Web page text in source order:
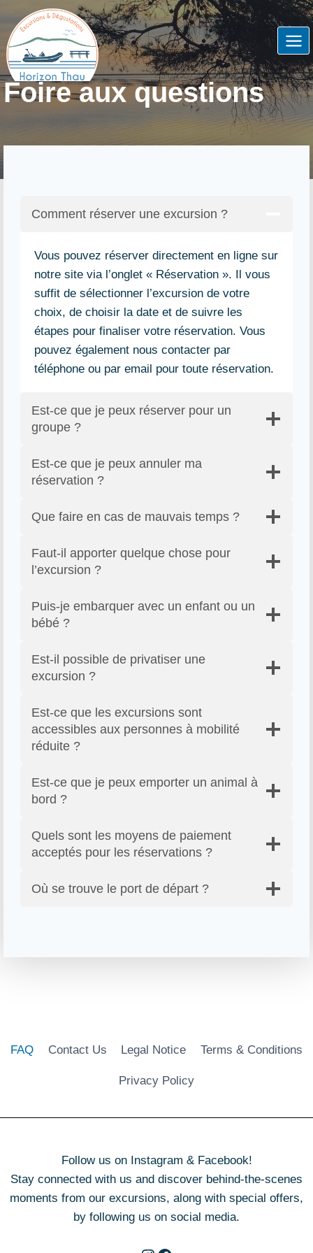
content
Foire aux questions
Comment réserver une excursion ?
Vous pouvez réserver directement en ligne sur
notre site via l’onglet « Réservation ». Il vous
suffit de sélectionner l’excursion de votre
choix, de choisir la date et de suivre les
étapes pour finaliser votre réservation. Vous
pouvez également nous contacter par
téléphone ou par email pour toute réservation.
Est-ce que je peux réserver pour un
groupe ?
Est-ce que je peux annuler ma
réservation ?
Que faire en cas de mauvais temps ?
Faut-il apporter quelque chose pour
l’excursion ?
Puis-je embarquer avec un enfant ou un
bébé ?
Est-il possible de privatiser une
excursion ?
Est-ce que les excursions sont
accessibles aux personnes à mobilité
réduite ?
Est-ce que je peux emporter un animal à
bord ?
Quels sont les moyens de paiement
acceptés pour les réservations ?
Où se trouve le port de départ ?
FAQ Contact Us Legal Notice Terms & Conditions
Privacy Policy
Follow us on Instagram & Facebook!
Stay connected with us and discover behind-the-scenes
moments from our excursions, along with special offers,
by following us on social media.